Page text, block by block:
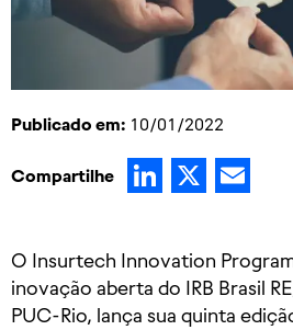
Publicado em: 10/01/2022
Compartilhe LinkedIn
X
O Insurtech Innovation
inovação aberta do IRB Brasil
PUC-Rio, lança sua quinta